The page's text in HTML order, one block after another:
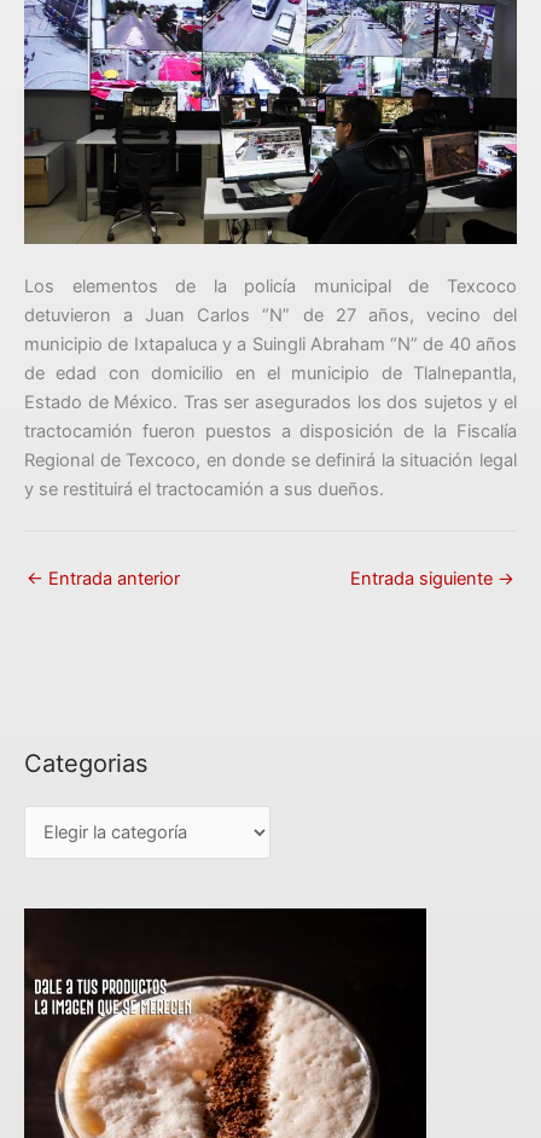
Los elementos de la policía municipal de Texcoco
detuvieron a Juan Carlos “N” de 27 años, vecino del
municipio de Ixtapaluca y a Suingli Abraham “N” de 40 años
de edad con domicilio en el municipio de Tlalnepantla,
Estado de México. Tras ser asegurados los dos sujetos y el
tractocamión fueron puestos a disposición de la Fiscalía
Regional de Texcoco, en donde se definirá la situación legal
y se restituirá el tractocamión a sus dueños.
← Entrada anterior Entrada siguiente →
Categorias
C
r